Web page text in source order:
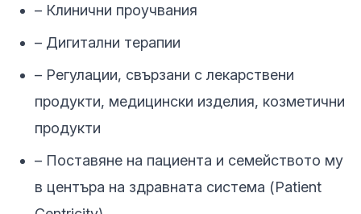
– Клинични проучвания
– Дигитални терапии
– Регулации, свързани с лекарствени
продукти, медицински изделия, козметични
продукти
– Поставяне на пациента и семейството му
в центъра на здравната система (Patient